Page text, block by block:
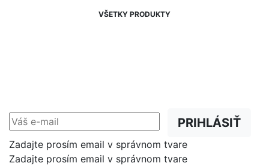
VŠETKY PRODUKTY
PRIHLÁSIŤ
Zadajte prosím email v správnom tvare
Zadajte prosím email v správnom tvare